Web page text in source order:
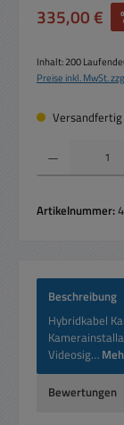
Verkaufspreis:
335,00 €
Inhalt:200
Preise inkl. MwSt.
Versandfertig
Produkt Anzahl:
Artikelnummer:
Beschreibung
Hybridkabel
Videosig…
Bewertungen